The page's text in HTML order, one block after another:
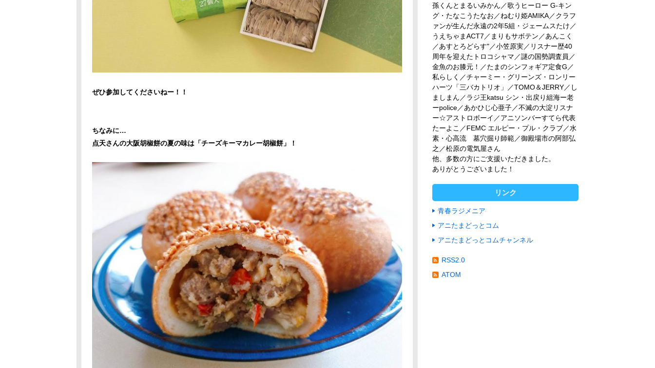
ぜひ参加してくださいねー！！
ちなみに…
点天さんの大阪胡椒餅の夏の味は「チーズキーマカレー胡椒餅」！
孫くんとまるいみかん／歌うヒーロー G-キン
グ・たなこうたなお／ねむり姫AMIKA／クラフ
ァンが生んだ永遠の2年5組・ジェームスたけ／
うえちゃまACT7／まりもサボテン／あんこく
／あすとろどらす"／小笠原実／リスナー歴40
周年を迎えたトロコシャマ／謎の国勢調査員／
金魚のお膝元！／たまのシンフォギア定食G／
私らしく／チャーミー・グリーンズ・ロンリー
ハーツ「三バカトリオ」／TOMO＆JERRY／し
ましまん／ラジ王katsu シン・出戻り組海ー老
ーpolice／あかひじ心亜子／不滅の大淀リスナ
ー☆アストロボーイ／アニソンバーすてら代表
たーよこ／FEMC エルピー・プル・クラブ／水
素・心高流 墓穴掘り師範／御殿場市の阿部弘
之／松原の電気屋さん
他、多数の方にご支援いただきました。
ありがとうございました！
リンク
青春ラジメニア
アニたまどっとコム
アニたまどっとコムチャンネル
RSS2.0
ATOM